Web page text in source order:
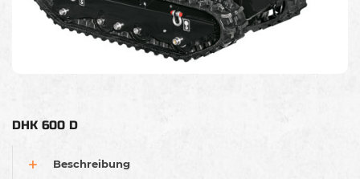
DHK 600 D
Beschreibung